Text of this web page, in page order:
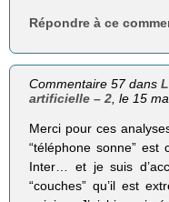
Répondre à ce
Commentaire 57 dans
artificielle – 2, le 15
Merci pour ces
“téléphone sonne” est
Inter… et je suis
“couches” qu’il est